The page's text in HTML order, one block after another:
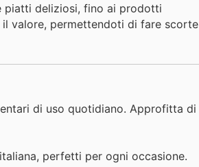
piatti deliziosi, fino ai prodotti
il valore, permettendoti di fare scorte
di uso quotidiano. Approfitta di
perfetti per ogni occasione.